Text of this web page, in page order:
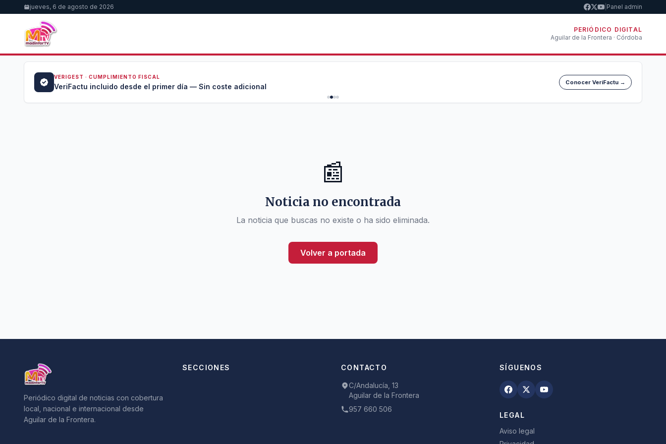
jueves, 6 de agosto de 2026 Panel admin
PERIÓDICO DIGITAL
Aguilar de la Frontera · Córdoba
VERIGEST · CUMPLIMIENTO FISCAL
VeriFactu incluido desde el primer día — Sin coste adicional Conocer VeriFactu →
📰
Noticia no encontrada
La noticia que buscas no existe o ha sido eliminada.
Volver a portada
Periódico digital de noticias con cobertura
local, nacional e internacional desde
Aguilar de la Frontera.
SECCIONES CONTACTO
C/Andalucía, 13
Aguilar de la Frontera
957 660 506
SÍGUENOS
LEGAL
Aviso legal